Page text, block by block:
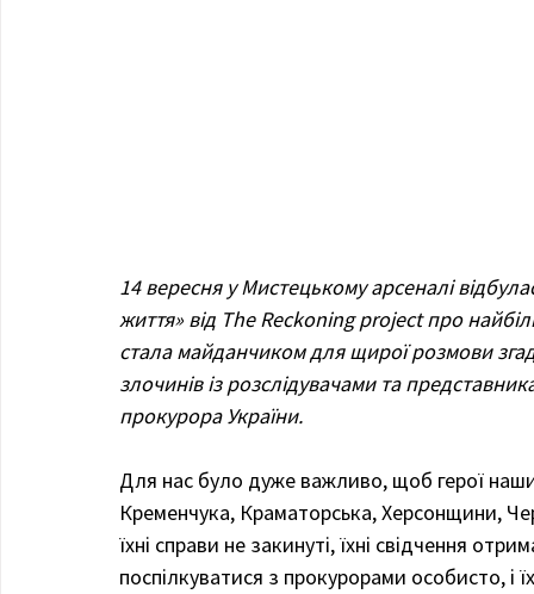
14 вересня у Мистецькому арсеналі
життя» від The Reckoning project про
стала майданчиком для щирої розмови
злочинів із розслідувачами та
прокурора України.
Для нас було дуже важливо, щоб герої
Кременчука, Краматорська, Херсонщини,
їхні справи не закинуті, їхні свідчення
поспілкуватися з прокурорами особисто, і